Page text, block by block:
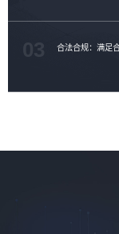
合法合规：满足
03